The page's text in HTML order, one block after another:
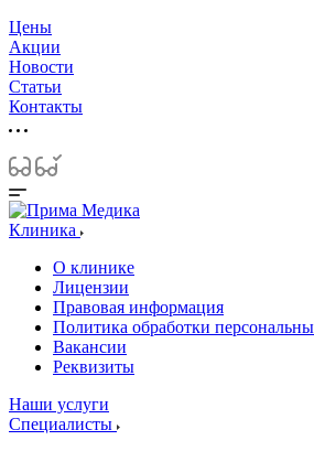
Цены
Акции
Новости
Статьи
Контакты
Клиника
О клинике
Лицензии
Правовая информация
Политика обработки
Вакансии
Реквизиты
Наши услуги
Специалисты